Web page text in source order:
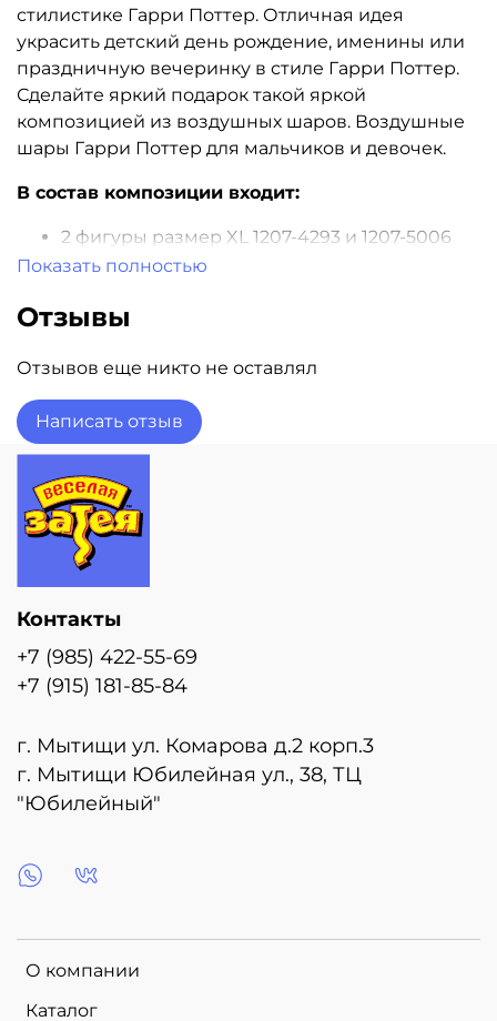
стилистике Гарри Поттер. Отличная идея
украсить детский день рождение, именины или
праздничную вечеринку в стиле Гарри Поттер.
Сделайте яркий подарок такой яркой
композицией из воздушных шаров. Воздушные
шары Гарри Поттер для мальчиков и девочек.
В состав композиции входит:
2 фигуры размер XL 1207-4293 и 1207-5006
1 фольгированный шар 18" с
5 шаров пастель
3 шара хром
2 груза, 2 пакета для транспортировки
Все шары обработаны Hi-Float
Доставка шаров в день заказа! Звоните!
Показать полностью
Отзывы
Отзывов еще никто не оставлял
Написать отзыв
О компании
Каталог
Контакты
+7 (985) 422-55-69
+7 (915) 181-85-84
г. Мытищи ул. Комарова д.2 корп.3
г. Мытищи Юбилейная ул., 38, ТЦ
"Юбилейный"